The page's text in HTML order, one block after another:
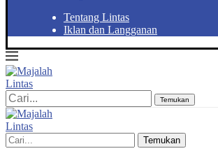
Tentang Lintas
Iklan dan Langganan
Temukan
Temukan